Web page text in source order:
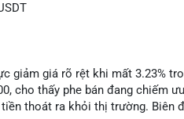
giảm giá rõ rệt khi mất 3.23%
cho thấy phe bán đang chiếm
thoát ra khỏi thị trường. Biên